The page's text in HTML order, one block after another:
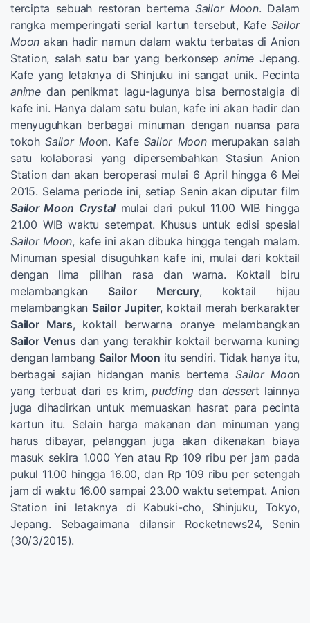
tercipta sebuah restoran bertema Sailor Moon. Dalam
rangka memperingati serial kartun tersebut, Kafe Sailor
Moon akan hadir namun dalam waktu terbatas di Anion
Station, salah satu bar yang berkonsepanime Jepang.
Kafe yang letaknya di Shinjuku ini sangat unik. Pecinta
animedan penikmat lagu-lagunya bisa bernostalgia di
kafe ini. Hanya dalam satu bulan, kafe ini akan hadir dan
menyuguhkan berbagai minuman dengan nuansa para
tokohSailor Moon. Kafe Sailor Moonmerupakan salah
satu kolaborasi yang dipersembahkan Stasiun Anion
Station dan akan beroperasi mulai 6 April hingga 6 Mei
2015. Selama periode ini, setiap Senin akan diputar film
Sailor Moon Crystalmulai dari pukul 11.00 WIB hingga
21.00 WIB waktu setempat. Khusus untuk edisi spesial
Sailor Moon, kafe ini akan dibuka hingga tengah malam.
Minuman spesial disuguhkan kafe ini, mulai dari koktail
dengan lima pilihan rasa dan warna. Koktail biru
melambangkan Sailor Mercury, koktail hijau
melambangkan Sailor Jupiter, koktail merah berkarakter
Sailor Mars, koktail berwarna oranye melambangkan
Sailor Venus dan yang terakhir koktail berwarna kuning
dengan lambang Sailor Moon itu sendiri. Tidak hanya itu,
berbagai sajian hidangan manis bertemaSailor Moon
yang terbuat dari es krim,puddingdan dessert lainnya
juga dihadirkan untuk memuaskan hasrat para pecinta
kartun itu. Selain harga makanan dan minuman yang
harus dibayar, pelanggan juga akan dikenakan biaya
masuk sekira 1.000 Yen atau Rp 109 ribu per jam pada
pukul 11.00 hingga 16.00, dan Rp 109 ribu per setengah
jam di waktu 16.00 sampai 23.00 waktu setempat. Anion
Station ini letaknya di Kabuki-cho, Shinjuku, Tokyo,
Jepang. Sebagaimana dilansir Rocketnews24, Senin
(30/3/2015).